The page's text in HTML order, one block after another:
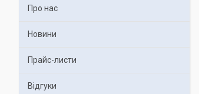
Про нас
Новини
Прайс-листи
Відгуки